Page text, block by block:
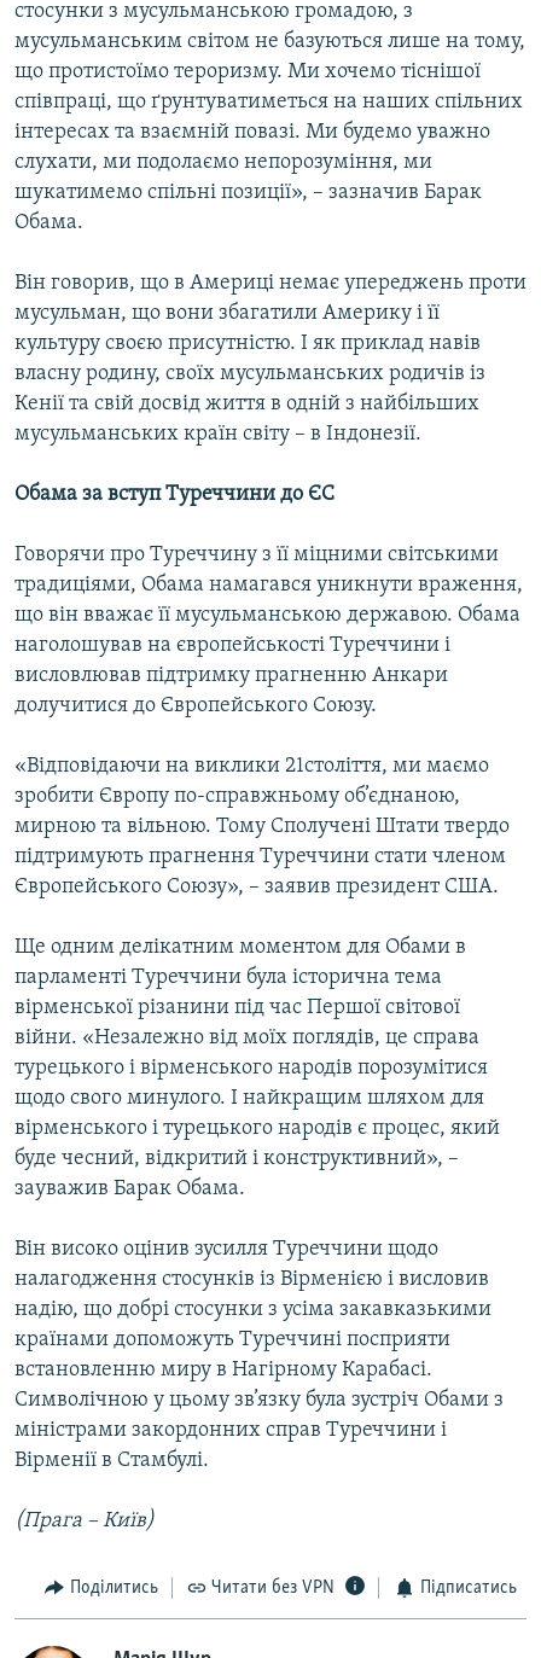
стосунки з мусульманською громадою, з
мусульманським світом не базуються лише на тому,
що протистоїмо тероризму. Ми хочемо тіснішої
співпраці, що ґрунтуватиметься на наших спільних
інтересах та взаємній повазі. Ми будемо уважно
слухати, ми подолаємо непорозуміння, ми
шукатимемо спільні позиції», – зазначив Барак
Обама.
Він говорив, що в Америці немає упереджень проти
мусульман, що вони збагатили Америку і її
культуру своєю присутністю. І як приклад навів
власну родину, своїх мусульманських родичів із
Кенії та свій досвід життя в одній з найбільших
мусульманських країн світу – в Індонезії.
Обама за вступ Туреччини до ЄС
Говорячи про Туреччину з її міцними світськими
традиціями, Обама намагався уникнути враження,
що він вважає її мусульманською державою. Обама
наголошував на європейськості Туреччини і
висловлював підтримку прагненню Анкари
долучитися до Європейського Союзу.
«Відповідаючи на виклики 21століття, ми маємо
зробити Європу по-справжньому об’єднаною,
мирною та вільною. Тому Сполучені Штати твердо
підтримують прагнення Туреччини стати членом
Європейського Союзу», – заявив президент США.
Ще одним делікатним моментом для Обами в
парламенті Туреччини була історична тема
вірменської різанини під час Першої світової
війни. «Незалежно від моїх поглядів, це справа
турецького і вірменського народів порозумітися
щодо свого минулого. І найкращим шляхом для
вірменського і турецького народів є процес, який
буде чесний, відкритий і конструктивний», –
зауважив Барак Обама.
Він високо оцінив зусилля Туреччини щодо
налагодження стосунків із Вірменією і висловив
надію, що добрі стосунки з усіма закавказькими
країнами допоможуть Туреччині посприяти
встановленню миру в Нагірному Карабасі.
Символічною у цьому зв’язку була зустріч Обами з
міністрами закордонних справ Туреччини і
Вірменії в Стамбулі.
(Прага – Київ)
Поділитись Читати без VPN Підписатись